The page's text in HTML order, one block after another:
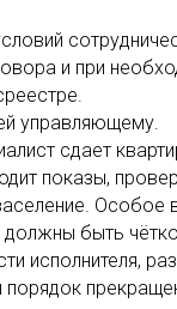
и при
управляющему.
сдает
показы,
Особое
должны быть
исполнителя,
порядок